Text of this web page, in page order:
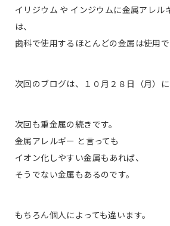
イリジウム や インジウムに金属アレル
は、
歯科で使用するほとんどの金属は使用で
次回のブログは、１０月２８日（月）に
次回も重金属の続きです。
金属アレルギー と言っても
イオン化しやすい金属もあれば、
そうでない金属もあるのです。
もちろん個人によっても違います。